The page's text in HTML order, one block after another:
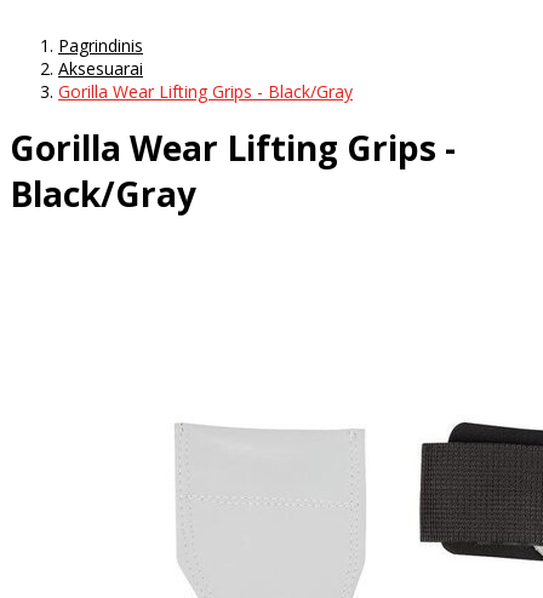
Pagrindinis
Aksesuarai
Gorilla Wear Lifting Grips - Black/Gray
Gorilla Wear Lifting Grips -
Black/Gray